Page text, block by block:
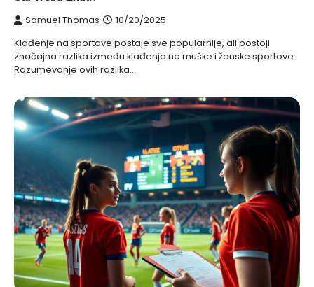
Samuel Thomas 10/20/2025
Klađenje na sportove postaje sve popularnije, ali postoji
značajna razlika između klađenja na muške i ženske sportove.
Razumevanje ovih razlika…